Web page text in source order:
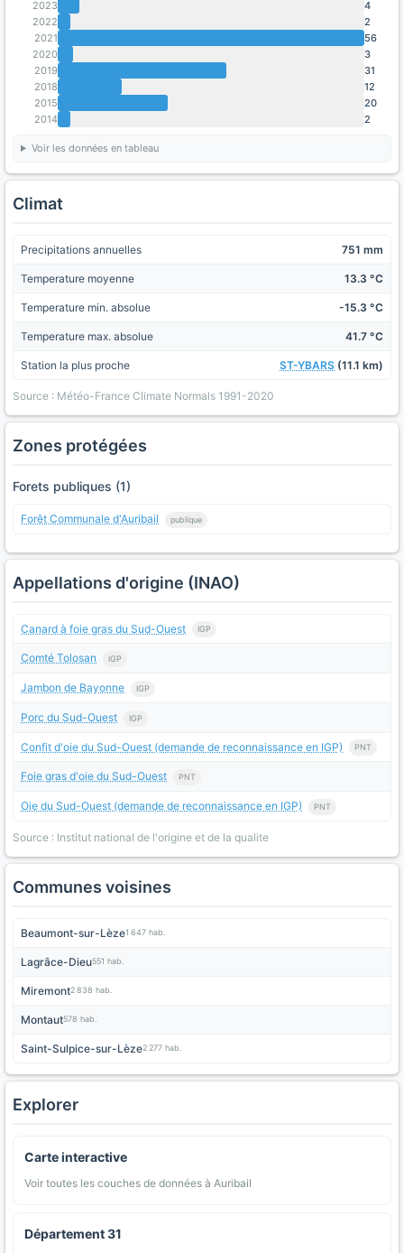
2023
4
2022
2
2021
56
2020
3
2019
31
2018
12
2015
20
2014
2
Voir les données en tableau
Climat
Precipitations annuelles 751 mm
Temperature moyenne 13.3 °C
Temperature min. absolue -15.3 °C
Temperature max. absolue 41.7 °C
Station la plus proche ST-YBARS (11.1 km)
Source : Météo-France Climate Normals 1991-2020
Zones protégées
Forets publiques (1)
Forêt Communale d'Auribail publique
Appellations d'origine (INAO)
Canard à foie gras du Sud-Ouest IGP
Comté Tolosan IGP
Jambon de Bayonne IGP
Porc du Sud-Ouest IGP
Confit d'oie du Sud-Ouest (demande de reconnaissance en IGP) PNT
Foie gras d'oie du Sud-Ouest PNT
Oie du Sud-Ouest (demande de reconnaissance en IGP) PNT
Source : Institut national de l'origine et de la qualite
Communes voisines
Beaumont-sur-Lèze1 647 hab.
Lagrâce-Dieu551 hab.
Miremont2 838 hab.
Montaut578 hab.
Saint-Sulpice-sur-Lèze2 277 hab.
Explorer
Carte interactive
Voir toutes les couches de données à Auribail
Département 31